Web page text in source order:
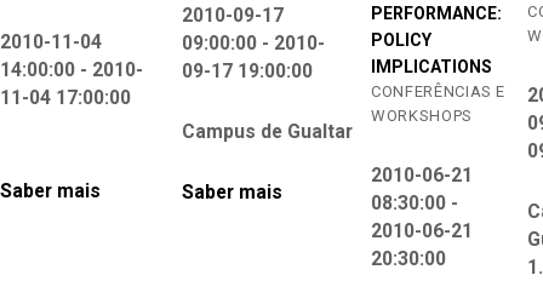
2010-11-04
14:00:00 - 2010-
11-04 17:00:00
Saber mais
2010-09-17
09:00:00 - 2010-
09-17 19:00:00
Campus de Gualtar
Saber mais
PERFORMANCE:
POLICY
IMPLICATIONS
CONFERÊNCIAS E
WORKSHOPS
2010-06-21
08:30:00 -
2010-06-21
20:30:00